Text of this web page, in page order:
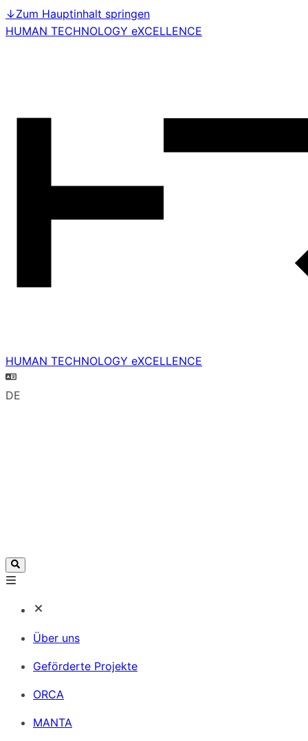
↓Zum Hauptinhalt springen
HUMAN TECHNOLOGY eXCELLENCE
HUMAN TECHNOLOGY eXCELLENCE
DE
Über uns
Geförderte Projekte
ORCA
MANTA